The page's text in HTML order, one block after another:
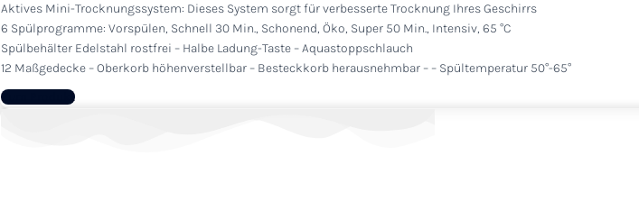
Aktives Mini-Trocknungssystem: Dieses System sorgt für verbesserte Trocknung Ihres Geschirrs
6 Spülprogramme: Vorspülen, Schnell 30 Min., Schonend, Öko, Super 50 Min., Intensiv, 65 °C
Spülbehälter Edelstahl rostfrei – Halbe Ladung-Taste – Aquastoppschlauch
12 Maßgedecke – Oberkorb höhenverstellbar – Besteckkorb herausnehmbar – – Spültemperatur 50°-65°
Zum Produkt